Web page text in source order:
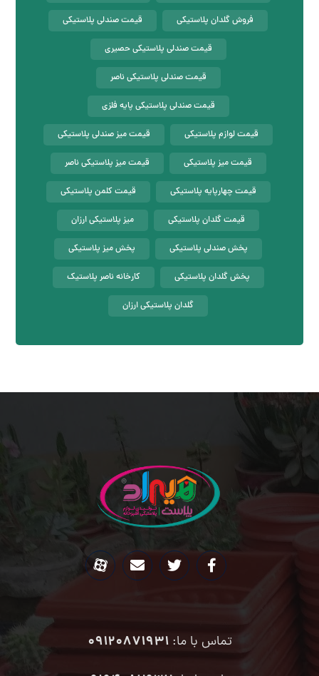
فروش گلدان پلاستیکی قیمت صندلی پلاستیکی
قیمت صندلی پلاستیکی حصیری
قیمت صندلی پلاستیکی ناصر
قیمت صندلی پلاستیکی پایه فلزی
قیمت لوازم پلاستیکی قیمت میز صندلی پلاستیکی
قیمت میز پلاستیکی قیمت میز پلاستیکی ناصر
قیمت چهارپایه پلاستیکی قیمت کلمن پلاستیکی
قیمت گلدان پلاستیکی میز پلاستیکی ارزان
پخش صندلی پلاستیکی پخش میز پلاستیکی
پخش گلدان پلاستیکی کارخانه ناصر پلاستیک
گلدان پلاستیکی ارزان
تماس با ما:09120871931